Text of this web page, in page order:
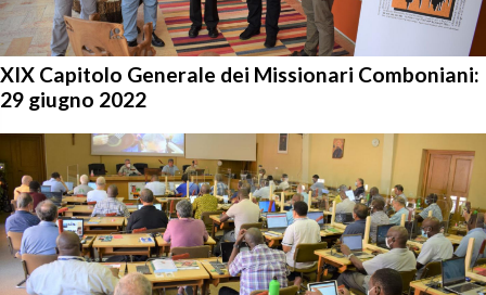
XIX Capitolo Generale dei Missionari Comboniani:
29 giugno 2022